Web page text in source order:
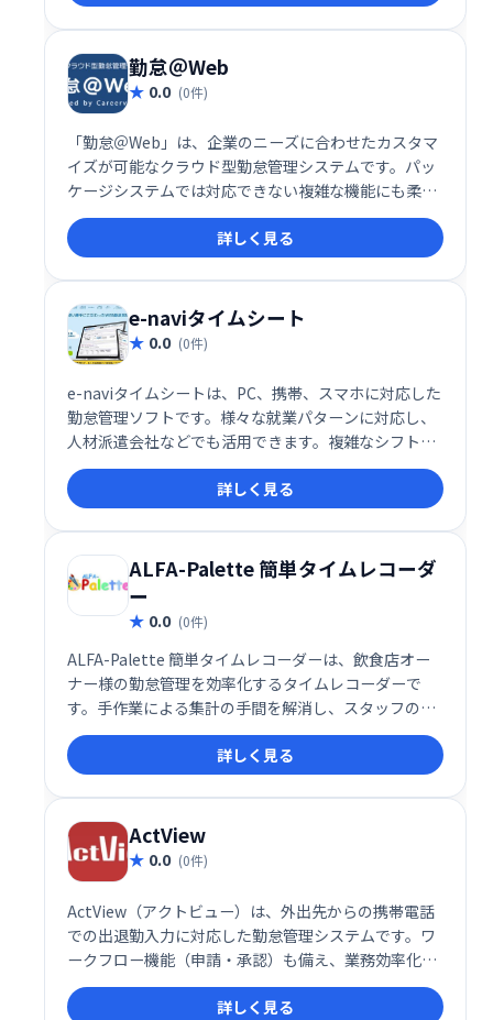
勤怠＠Web
0.0 (0件)
「勤怠＠Web」は、企業のニーズに合わせたカスタマ
イズが可能なクラウド型勤怠管理システムです。パッ
ケージシステムでは対応できない複雑な機能にも柔軟
に対応し、勤怠管理と労務管理を効率化します。 導入
企業の課題解決に特化し、生産性向上に貢献します。
詳しく見る
e-naviタイムシート
0.0 (0件)
e-naviタイムシートは、PC、携帯、スマホに対応した
勤怠管理ソフトです。様々な就業パターンに対応し、
人材派遣会社などでも活用できます。複雑なシフト管
理もスムーズに行え、業務効率化に貢献します。
詳しく見る
ALFA-Palette 簡単タイムレコーダ
ー
0.0 (0件)
ALFA-Palette 簡単タイムレコーダーは、飲食店オー
ナー様の勤怠管理を効率化するタイムレコーダーで
す。手作業による集計の手間を解消し、スタッフの出
退勤管理と集計を簡単・確実に実行できます。忙しい
オーナー様を煩雑な業務から解放し、スムーズな店舗
運営をサポートします。
詳しく見る
ActView
0.0 (0件)
ActView（アクトビュー）は、外出先からの携帯電話
での出退勤入力に対応した勤怠管理システムです。ワ
ークフロー機能（申請・承認）も備え、業務効率化を
支援します。場所を選ばず、スムーズな勤怠管理と各
種申請を実現します。詳しく見る